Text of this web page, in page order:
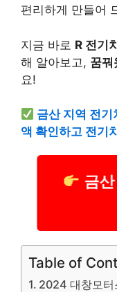
편리하게 만들어
지금 바로 R 전기
해 알아보고, 꿈꿔
요!
금산 지역 전
액 확인하고 전기
금
Table of
2024 대창모터